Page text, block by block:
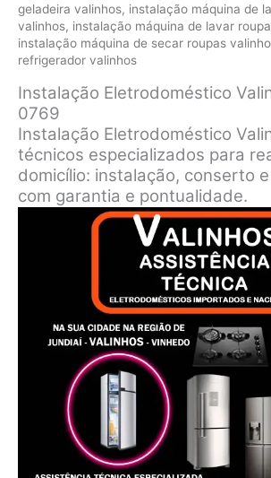
geladeira valinhos, instalação máquina de
valinhos, instalação máquina de lavar
instalação máquina de secar roupas
refrigerador valinhos
Instalação Eletrodoméstico
0769
Instalação Eletrodoméstico
técnicos especializados para
domicílio: instalação, conserto
com garantia e pontualidade.